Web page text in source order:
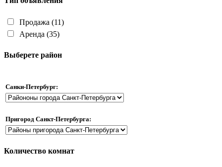
Продажа (11)
Аренда (35)
Выберете район
Санки-Петербург:
Пригород Санкт-Петербурга:
Количество комнат